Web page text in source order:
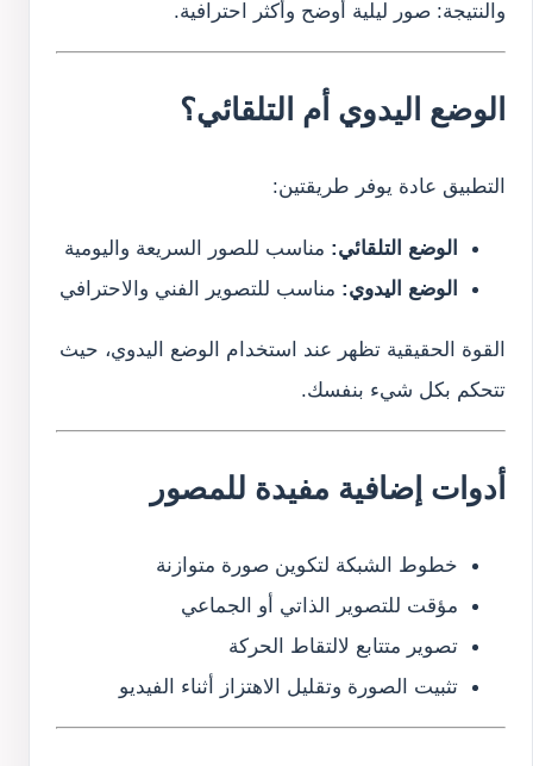
والنتيجة: صور ليلية أوضح وأكثر احترافية.
الوضع اليدوي أم التلقائي؟
التطبيق عادة يوفر طريقتين:
الوضع التلقائي: مناسب للصور السريعة واليومية
الوضع اليدوي: مناسب للتصوير الفني والاحترافي
القوة الحقيقية تظهر عند استخدام الوضع اليدوي، حيث
تتحكم بكل شيء بنفسك.
أدوات إضافية مفيدة للمصور
خطوط الشبكة لتكوين صورة متوازنة
مؤقت للتصوير الذاتي أو الجماعي
تصوير متتابع لالتقاط الحركة
تثبيت الصورة وتقليل الاهتزاز أثناء الفيديو